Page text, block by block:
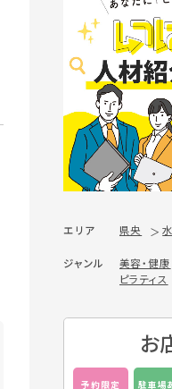
エリア 県央
ジャンル 美容・健康
ピラティス
お
予約限定 駐車場